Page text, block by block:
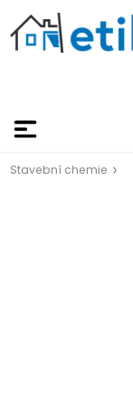
Stavební chemie